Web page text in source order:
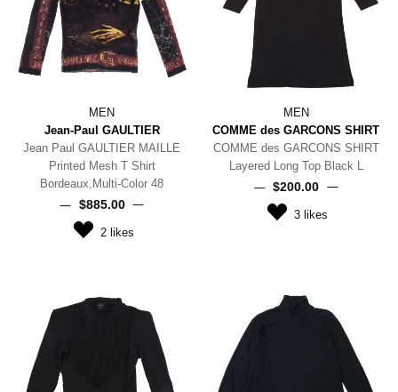
MEN
Jean-Paul GAULTIER
Jean Paul GAULTIER MAILLE
Printed Mesh T Shirt
Bordeaux,Multi-Color 48
$‌885.00
2likes
MEN
COMME des GARCONS SHIRT
COMME des GARCONS SHIRT
Layered Long Top Black L
$‌200.00
3 likes